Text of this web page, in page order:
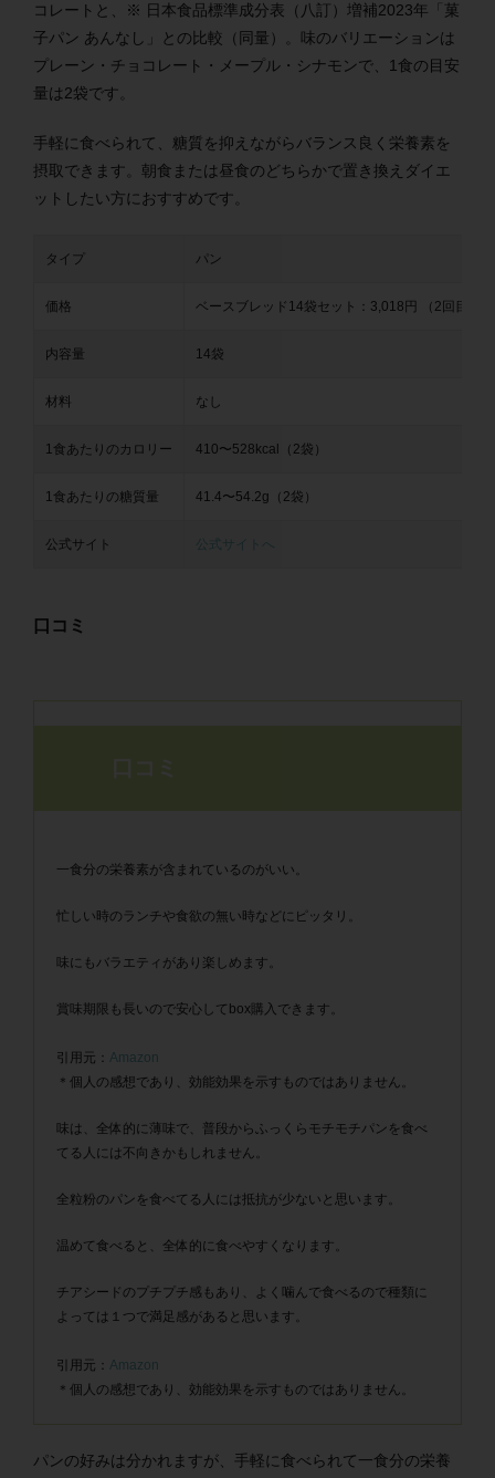
コレートと、※ 日本食品標準成分表（八訂）増補2023年「菓
子パン あんなし」との比較（同量）。味のバリエーションは
プレーン・チョコレート・メープル・シナモンで、1食の目安
量は2袋です。
手軽に食べられて、糖質を抑えながらバランス良く栄養素を
摂取できます。朝食または昼食のどちらかで置き換えダイエ
ットしたい方におすすめです。
タイプ パン
価格 ベースブレッド14袋セット：3,018円 （2回目以
内容量 14袋
材料 なし
1食あたりのカロリー 410〜528kcal（2袋）
1食あたりの糖質量 41.4〜54.2g（2袋）
公式サイト 公式サイトへ
口コミ
一食分の栄養素が含まれているのがいい。
忙しい時のランチや食欲の無い時などにピッタリ。
味にもバラエティがあり楽しめます。
賞味期限も長いので安心してbox購入できます。
引用元： Amazon
＊個人の感想であり、効能効果を示すものではありません。
味は、全体的に薄味で、普段からふっくらモチモチパンを食べ
てる人には不向きかもしれません。
全粒粉のパンを食べてる人には抵抗が少ないと思います。
温めて食べると、全体的に食べやすくなります。
チアシードのプチプチ感もあり、よく噛んで食べるので種類に
よっては１つで満足感があると思います。
引用元： Amazon
＊個人の感想であり、効能効果を示すものではありません。
パンの好みは分かれますが、手軽に食べられて一食分の栄養